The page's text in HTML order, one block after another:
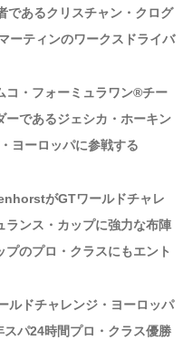
であるクリスチャン・クログ
ーティンのワークスドライバ
コ・フォーミュラワン®チー
ーであるジェシカ・ホーキン
ヨーロッパに参戦する
がGTワールドチャレ
ランス・カップに強力な布陣
のプロ・クラスにもエント
ドチャレンジ・ヨーロッパ
パ24時間プロ・クラス優勝